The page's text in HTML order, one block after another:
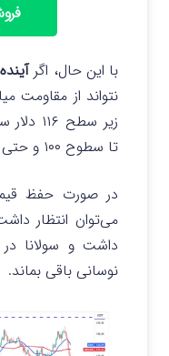
با این حال، اگر
نتواند از مقاومت
زیر
تا سطوح ۱۰۰ و حتی ۸۰ دلار وجود دارد.
در صورت حفظ
می‌توان انتظار
داشت و سولانا
نوسانی باقی بماند.